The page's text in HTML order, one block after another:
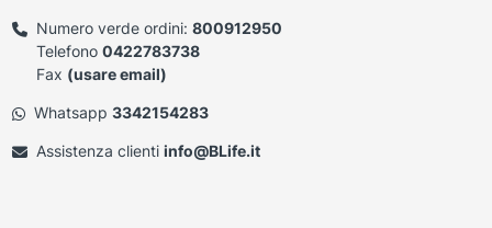
Numero verde ordini: 800912950
Telefono 0422783738
Fax (usare email)
Whatsapp 3342154283
Assistenza clienti info@BLife.it